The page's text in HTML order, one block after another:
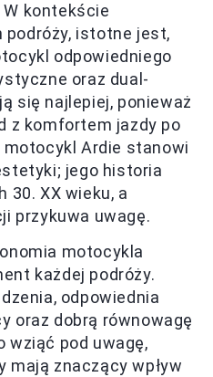
W kontekście
podróży, istotne jest,
odpowiedniego
oraz dual-
się najlepiej, ponieważ
z komfortem jazdy po
motocykl Ardie stanowi
jego historia
30. XX wieku, a
przykuwa uwagę.
motocykla
każdej podróży.
odpowiednia
oraz dobrą równowagę
wziąć pod uwagę,
mają znaczący wpływ